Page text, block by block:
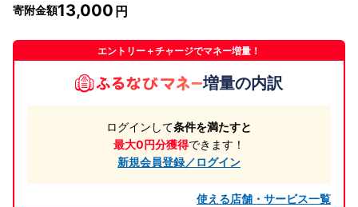
寄附金額13,000
エントリー＋チャージでマネー増量！
増量の内訳
ログインして条件を満たすと
最大0円分獲得できます！
新規会員登録／ログイン
使える店舗・サービス一覧